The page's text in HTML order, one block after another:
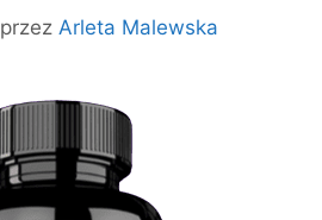
przez Arleta Malewska